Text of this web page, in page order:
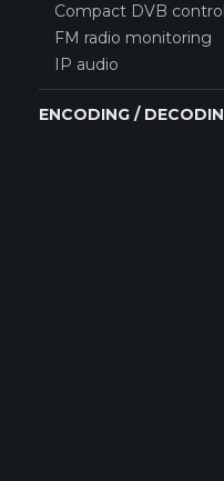
Compact DVB
FM radio monitoring
IP audio
ENCODING /